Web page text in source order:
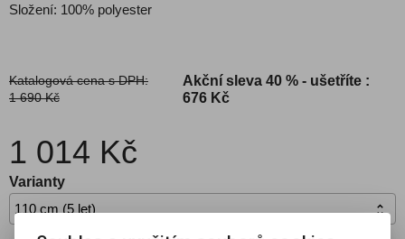
Složení: 100% polyester
Katalogová cena s DPH:
1 690 Kč
Akční sleva40 % - ušetříte :
676 Kč
1 014 Kč
Varianty